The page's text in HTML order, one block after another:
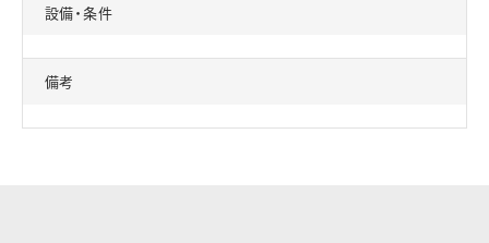
設備・条件
備考